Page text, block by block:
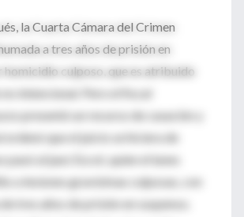
la Cuarta Cámara del Crimen
a tres años de prisión en
homicidio culposo, que es atribuido
no intencional. Pero el fiscal
presentó un recurso de casación y
ordenó que el juicio se hiciera de
pasó al juez Escot, quien el lunes
a lesiones gravísimas culposas, con
tres años de prisión en suspenso.